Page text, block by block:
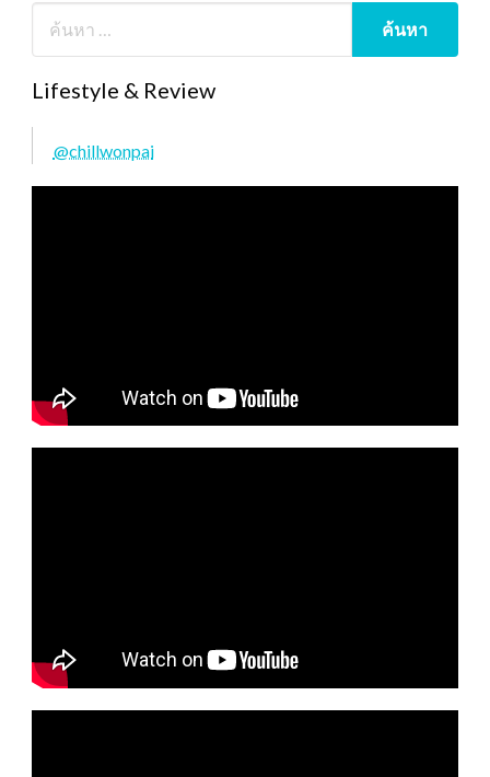
Lifestyle & Review
@chillwonpai